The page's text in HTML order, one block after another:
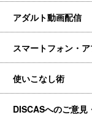
アダルト動画配信
スマートフォン・ア
使いこなし術
DISCASへのご意見